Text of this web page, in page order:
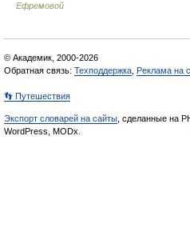
Ефремовой
© Академик, 2000-2026
Обратная связь: Техподдержка Реклама на
👣 Путешествия
Экспорт словарей на сайты , сделанные на
WordPress, MODx.